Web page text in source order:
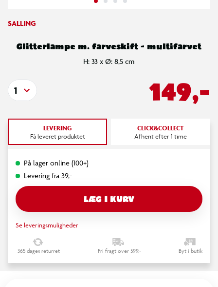
SALLING
Glitterlampe m. farveskift - multifarvet
H: 33 x Ø: 8,5 cm
149,-
1
LEVERING
Få leveret produktet
CLICK&COLLECT
Afhent efter 1 time
På lager online (100+)
Levering fra 39,-
LÆG I KURV
Se leveringsmuligheder
365 dages returret Fri fragt over 599,- Byt i butik